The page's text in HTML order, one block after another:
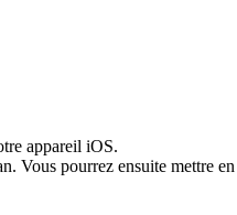
appareil iOS.
Vous pourrez ensuite mettre